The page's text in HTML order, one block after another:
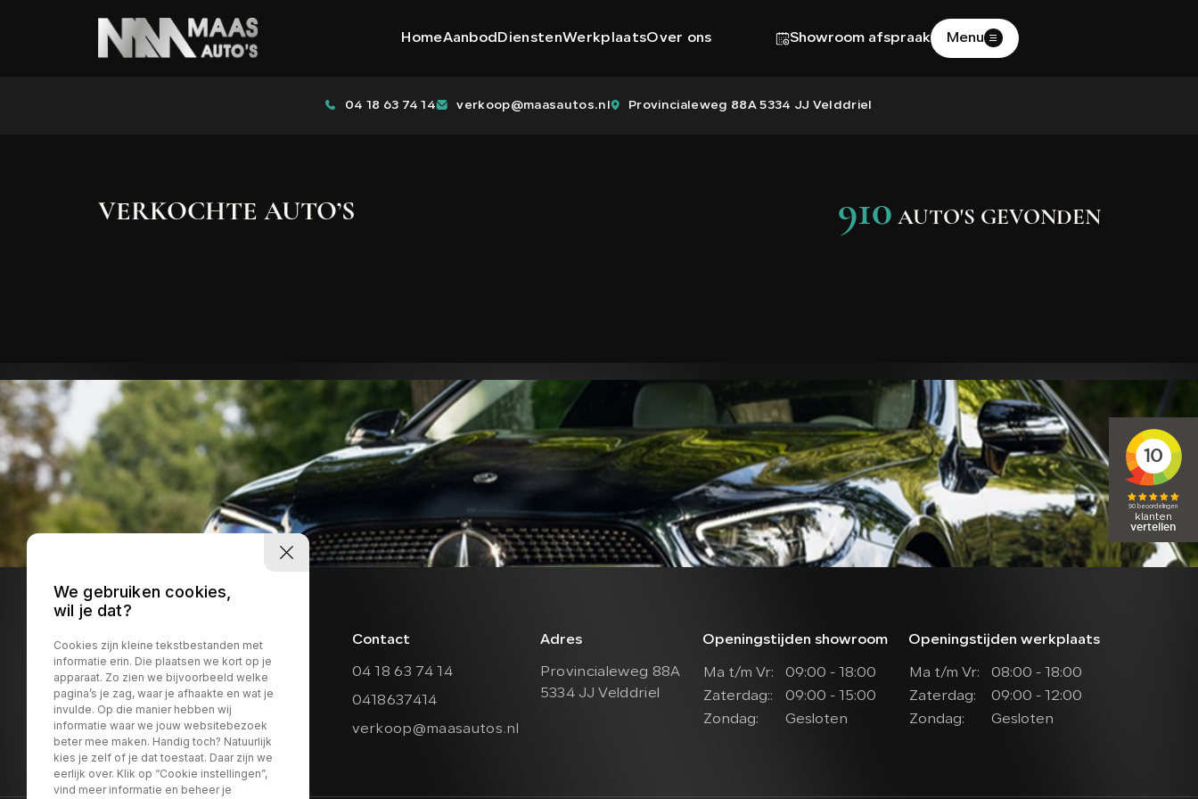
HomeAanbod DienstenWerkplaatsOver ons Showroom afspraak Menu
04 18 63 74 14 verkoop@maasautos.nl Provincialeweg 88A 5334 JJ Velddriel
DIENSTEN
OVER ONS
VERKOCHT
CONTACT
VERKOCHTE AUTO’S 910 AUTO'S GEVONDEN
Contact
04 18 63 74 14
0418637414
verkoop@maasautos.nl
Adres
Provincialeweg 88A
5334 JJ Velddriel
Openingstijden showroom
Ma t/m Vr:
09:00 - 18:00
Zaterdag::
09:00 - 15:00
Zondag:
Gesloten
Openingstijden werkplaats
Ma t/m Vr:
08:00 - 18:00
Zaterdag:
09:00 - 12:00
Zondag:
Gesloten
We gebruiken cookies,
wil je dat?
Cookies zijn kleine tekstbestanden met
informatie erin. Die plaatsen we kort op je
apparaat. Zo zien we bijvoorbeeld welke
pagina’s je zag, waar je afhaakte en wat je
invulde. Op die manier hebben wij
informatie waar we jouw websitebezoek
beter mee maken. Handig toch? Natuurlijk
kies je zelf of je dat toestaat. Daar zijn we
eerlijk over. Klik op “Cookie instellingen”,
vind meer informatie en beheer je